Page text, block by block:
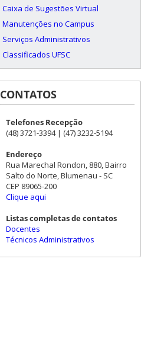
Caixa de Sugestões Virtual
Manutenções no Campus
Serviços Administrativos
Classificados UFSC
CONTATOS
Telefones Recepção
(48) 3721-3394 | (47) 3232-5194
Endereço
Rua Marechal Rondon, 880, Bairro
Salto do Norte, Blumenau - SC
CEP 89065-200
Clique aqui
Listas completas de contatos
Docentes
Técnicos Administrativos